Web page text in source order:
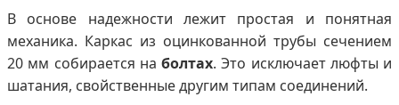
В основе надежности лежит простая и понятная
механика. Каркас из оцинкованной трубы сечением
20 мм собирается на болтах. Это исключает люфты и
шатания, свойственные другим типам соединений.